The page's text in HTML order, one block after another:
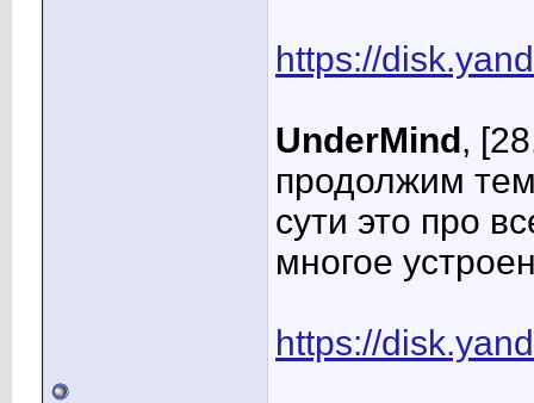
https://
UnderMind ,
продолжим
сути это про
многое
https://